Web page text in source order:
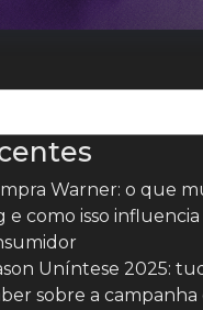
Warner: o que
e como isso
Uníntese 2025:
sobre a campanha